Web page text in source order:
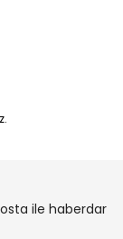
ile haberdar